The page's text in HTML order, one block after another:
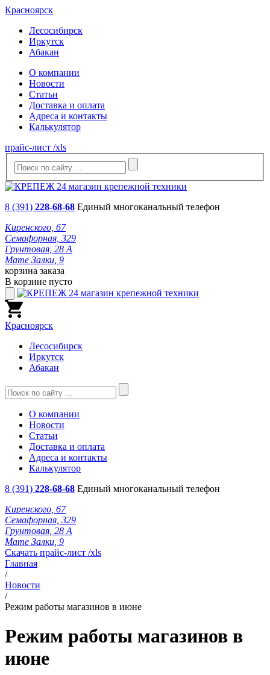
Красноярск
Лесосибирск
Иркутск
Абакан
О компании
Новости
Статьи
Доставка и оплата
Адреса и контакты
Калькулятор
прайс-лист /xls
8 (391) 228-68-68 Единый многоканальный телефон
Киренского, 67
Семафорная, 329
Грунтовая, 28 А
Мате Залки, 9
корзина заказа
В корзине пусто
Красноярск
Лесосибирск
Иркутск
Абакан
О компании
Новости
Статьи
Доставка и оплата
Адреса и контакты
Калькулятор
8 (391) 228-68-68 Единый многоканальный телефон
Киренского, 67
Семафорная, 329
Грунтовая, 28 А
Мате Залки, 9
Скачать прайс-лист /xls
Главная
/
Новости
/
Режим работы магазинов в июне
Режим работы магазинов в
июне